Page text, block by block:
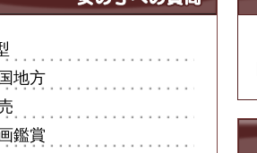
地方
鑑賞